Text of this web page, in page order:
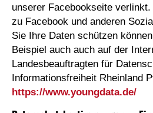
unserer Facebookseite
zu Facebook und anderen
Sie Ihre Daten schützen
Beispiel auch auch auf der
Landesbeauftragten für
Informationsfreiheit Rheinland
https://www.youngdata.de/